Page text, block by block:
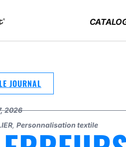
LE JOURNAL
2026
, Personnalisation textile